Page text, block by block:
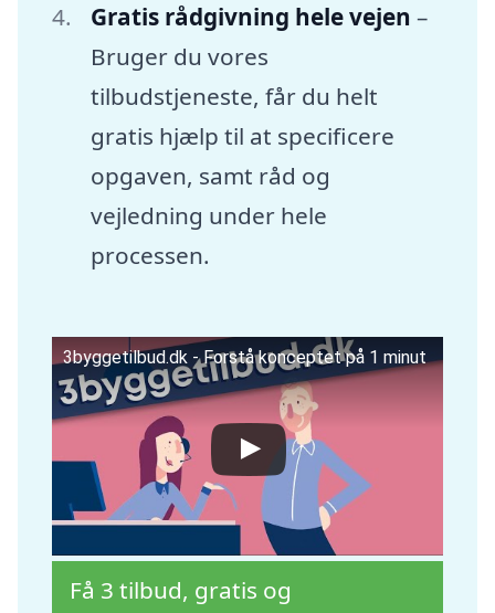
Gratis rådgivning hele vejen –
Bruger du vores
tilbudstjeneste, får du helt
gratis hjælp til at specificere
opgaven, samt råd og
vejledning under hele
processen.
3byggetilbud.dk - Forstå konceptet på 1 minut
Få 3 tilbud, gratis og